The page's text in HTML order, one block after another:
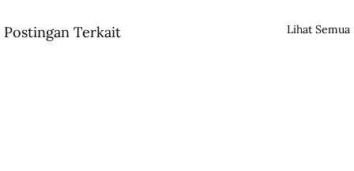
Postingan Terkait Lihat Semua